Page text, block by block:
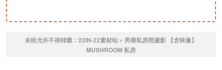
未经允许不得转载： 22IN-22素材站 » 男模私房照摄影 【含映像】
MUSHROOM 私房